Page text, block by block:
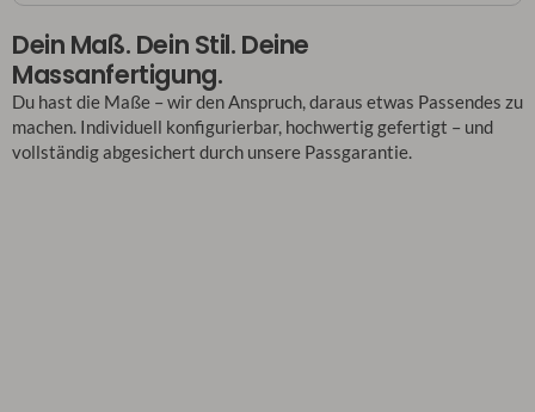
Dein Maß. Dein Stil. Deine
Massanfertigung.
Du hast die Maße – wir den Anspruch, daraus etwas Passendes zu
machen. Individuell konfigurierbar, hochwertig gefertigt – und
vollständig abgesichert durch unsere Passgarantie.